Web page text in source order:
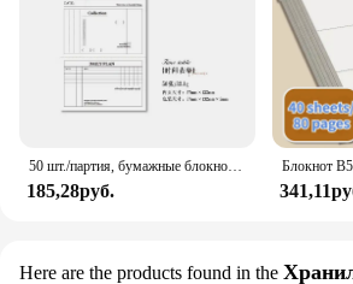
50 шт./партия, бумажные блокноты для записей
185,28руб.
Here are the products found in the